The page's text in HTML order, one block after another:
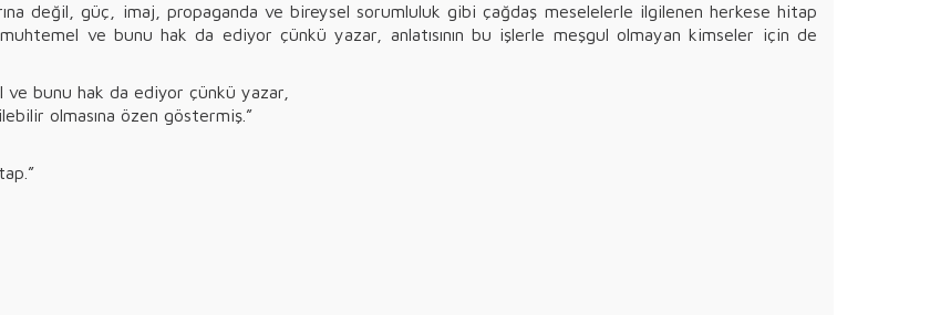
değil, güç, imaj, propaganda ve bireysel sorumluluk gibi çağdaş meselelerle ilgilenen herkese hitap
ve bunu hak da ediyor çünkü yazar, anlatısının bu işlerle meşgul olmayan kimseler için de
ve bunu hak da ediyor çünkü yazar,
olmasına özen göstermiş.”